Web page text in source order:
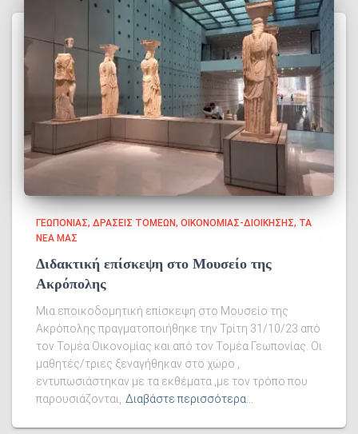
ΓΕΩΠΟΝΊΑΣ ΔΡΆΣΕΙΣ ΤΟΜΈΩΝ ΟΙΚΟΝΟΜΊΑΣ-ΔΙΟΊΚΗΣΗΣ ΤΑ
ΝΈΑ ΜΑΣ
Διδακτική επίσκεψη στο Μουσείο της
Ακρόπολης
Μια εποικοδομητική επίσκεψη στο Μουσείο της
Ακρόπολης πραγματοποιήθηκε την Τρίτη 31/10/23 από
τον Τομέα Οικονομίας και από τον Τομέα Γεωπονίας. Οι
μαθητές/τριες ξεναγήθηκαν στο χώρο ,
εντυπωσιάστηκαν με τα εκθέματα ,με τον τρόπο που
παρουσιάζονται,
Διαβάστε περισσότερα…